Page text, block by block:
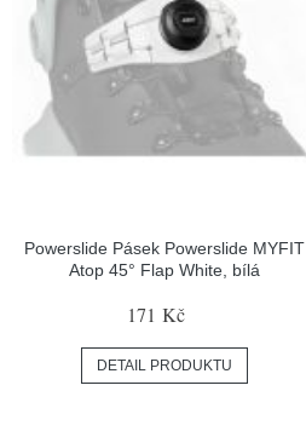
Powerslide Pásek Powerslide MYFIT
Atop 45° Flap White, bílá
171 Kč
DETAIL PRODUKTU